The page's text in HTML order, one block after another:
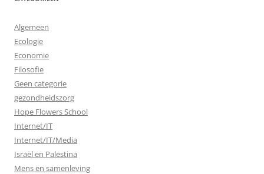
Algemeen
Ecologie
Economie
Filosofie
Geen categorie
gezondheidszorg
Hope Flowers School
Internet/IT
Internet/IT/Media
Israël en Palestina
Mens en samenleving